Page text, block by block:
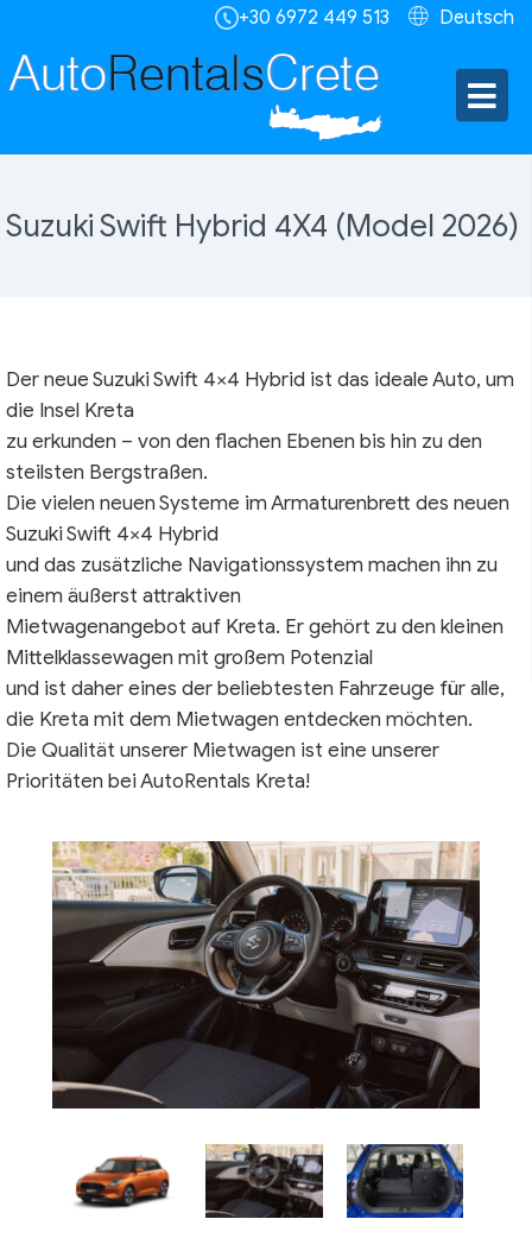
Deutsch
+30 6972 449 513
Suzuki Swift Hybrid 4X4 (Model 2026)
Der neue Suzuki Swift 4×4 Hybrid ist das ideale Auto, um
die Insel Kreta
zu erkunden – von den flachen Ebenen bis hin zu den
steilsten Bergstraßen.
Die vielen neuen Systeme im Armaturenbrett des neuen
Suzuki Swift 4×4 Hybrid
und das zusätzliche Navigationssystem machen ihn zu
einem äußerst attraktiven
Mietwagenangebot auf Kreta. Er gehört zu den kleinen
Mittelklassewagen mit großem Potenzial
und ist daher eines der beliebtesten Fahrzeuge für alle,
die Kreta mit dem Mietwagen entdecken möchten.
Die Qualität unserer Mietwagen ist eine unserer
Prioritäten bei AutoRentals Kreta!